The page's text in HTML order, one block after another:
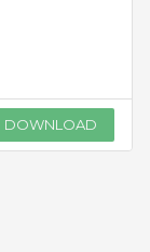
DOWNLOAD